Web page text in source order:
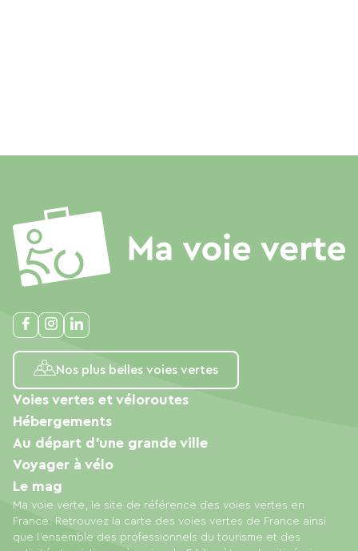
Nos plus belles voies vertes
Ma voie verte, le site de référence des voies vertes en
France. Retrouvez la carte des voies vertes de France ainsi
que l'ensemble des professionnels du tourisme et des
Voies vertes et véloroutes
Hébergements
Au départ d'une grande ville
Voyager à vélo
Le mag